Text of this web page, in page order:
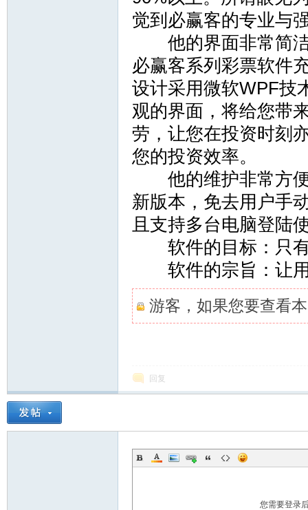
论
觉到必赢客的专业与
他的界面非常简洁
必赢客系列彩票软件
设计采用微软WPF技
观的界面，将给您带
劳，让您在投资时刻
您的投资效率。
他的维护非常方便
新版本，免去用户手
且支持多台电脑登陆
软件的目标：只有
软件的宗旨：让用
游客，如果您要查看
回复
您需要登录